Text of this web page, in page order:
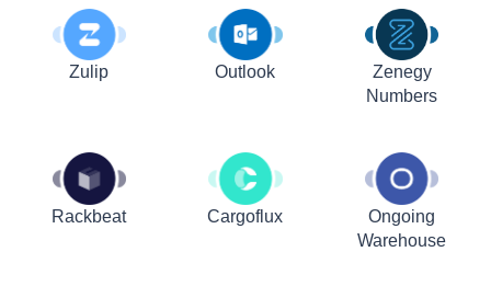
Zulip Outlook
Zenegy
Numbers
Rackbeat Cargoflux
Ongoing
Warehouse